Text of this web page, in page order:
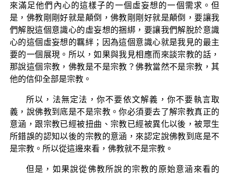
來滿足他們內心的這樣子的一個虛妄想的一個需求。但
是，佛教剛剛好就是顛倒，佛教剛剛好就是顛倒，要讓我
們解脫這個意識心的虛妄想的捆綁，要讓我們解脫於意識
心的這個虛妄想的羈絆；因為這個意識心就是我見的最主
要的一個展現。所以，如果與我見相應而來談宗教的話，
那說這個宗教，佛教是不是宗教？佛教當然不是宗教，其
他的信仰全部是宗教。
所以，法無定法，你不要依文解義，你不要執言取
義，說佛教到底是不是宗教。你必須要去了解宗教真正的
意涵，跟宗教已經被扭曲、宗教已經被異化以後，被眾生
所錯誤的認知以後的宗教的意涵，來認定說佛教到底是不
是宗教。所以從這邊來看，佛教就不是宗教。
但是，如果說從佛教所說的宗教的原始意涵來看的